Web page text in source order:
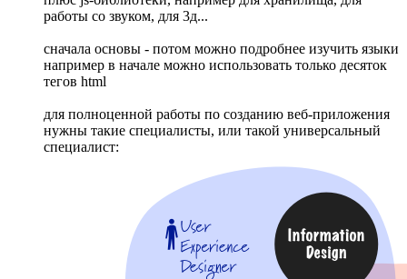
работы со звуком, для 3д...
сначала основы - потом можно подробнее изучить языки
например в начале можно использовать только десяток
тегов html
для полноценной работы по созданию веб-приложения
нужны такие специалисты, или такой универсальный
специалист: